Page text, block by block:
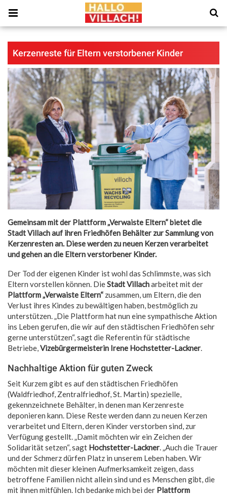
Kerzenreste für Eltern verstorbener Kinder
Gemeinsam mit der Plattform „Verwaiste Eltern“ bietet die
Stadt Villach auf ihren Friedhöfen Behälter zur Sammlung von
Kerzenresten an. Diese werden zu neuen Kerzen verarbeitet
und gehen an die Eltern verstorbener Kinder.
Der Tod der eigenen Kinder ist wohl das Schlimmste, was sich
Eltern vorstellen können. DieStadt Villacharbeitet mit der
Plattform „Verwaiste Eltern“ zusammen, um Eltern, die den
Verlust ihres Kindes zu bewältigen haben, bestmöglich zu
unterstützen. „Die Plattform hat nun eine sympathische Aktion
ins Leben gerufen, die wir auf den städtischen Friedhöfen sehr
gerne unterstützen“, sagt die Referentin für städtische
Betriebe,Vizebürgermeisterin Irene Hochstetter-Lackner.
Nachhaltige Aktion für guten Zweck
Seit Kurzem gibt es auf den städtischen Friedhöfen
(Waldfriedhof, Zentralfriedhof, St. Martin) spezielle,
gekennzeichnete Behälter, in denen man Kerzenreste
deponieren kann. Diese Reste werden dann zu neuen Kerzen
verarbeitet und Eltern, deren Kinder verstorben sind, zur
Verfügung gestellt. „Damit möchten wir ein Zeichen der
Solidarität setzen“, sagt Hochstetter-Lackner. „Auch die Trauer
und der Schmerz dürfen Platz in unserem Leben haben. Wir
möchten mit dieser kleinen Aufmerksamkeit zeigen, dass
betroffene Familien nicht allein sind und es Menschen gibt, die
mit ihnen mitfühlen. Ich bedanke mich bei der Plattform